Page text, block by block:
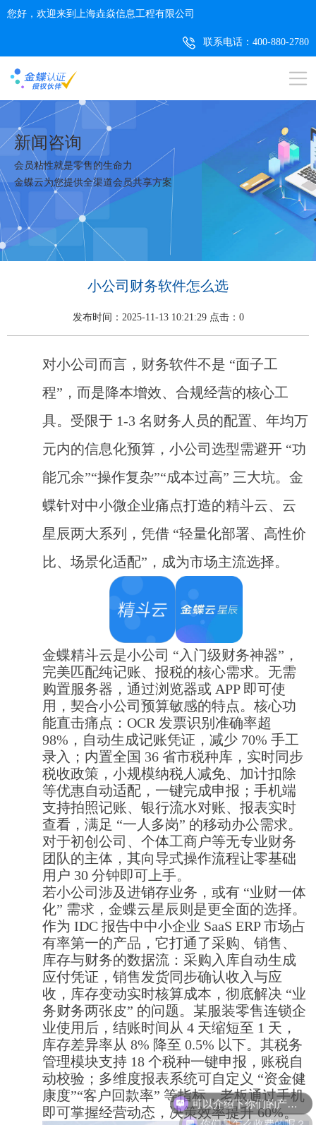
您好，欢迎来到上海垚焱信息工程有限公司
联系电话：400-880-2780
新闻咨询
会员粘性就是零售的生命力
金蝶云为您提供全渠道会员共享方案
小公司财务软件怎么选
发布时间：2025-11-13 10:21:29 点击： 0
对小公司而言，财务软件不是 “面子工
程”，而是降本增效、合规经营的核心工
具。受限于 1-3 名财务人员的配置、年均万
元内的信息化预算，小公司选型需避开 “功
能冗余”“操作复杂”“成本过高” 三大坑。金
蝶针对中小微企业痛点打造的精斗云、云
星辰两大系列，凭借 “轻量化部署、高性价
比、场景化适配”，成为市场主流选择。
金蝶精斗云是小公司 “入门级财务神器”，
完美匹配纯记账、报税的核心需求。无需
购置服务器，通过浏览器或 APP 即可使
用，契合小公司预算敏感的特点。核心功
能直击痛点：OCR 发票识别准确率超
98%，自动生成记账凭证，减少 70% 手工
录入；内置全国 36 省市税种库，实时同步
税收政策，小规模纳税人减免、加计扣除
等优惠自动适配，一键完成申报；手机端
支持拍照记账、银行流水对账、报表实时
查看，满足 “一人多岗” 的移动办公需求。
对于初创公司、个体工商户等无专业财务
团队的主体，其向导式操作流程让零基础
用户 30 分钟即可上手。
若小公司涉及进销存业务，或有 “业财一体
化” 需求，金蝶云星辰则是更全面的选择。
作为 IDC 报告中中小企业 SaaS ERP 市场占
有率第一的产品，它打通了采购、销售、
库存与财务的数据流：采购入库自动生成
应付凭证，销售发货同步确认收入与应
收，库存变动实时核算成本，彻底解决 “业
务财务两张皮” 的问题。某服装零售连锁企
业使用后，结账时间从 4 天缩短至 1 天，
库存差异率从 8% 降至 0.5% 以下。其税务
管理模块支持 18 个税种一键申报，账税自
动校验；多维度报表系统可自定义 “资金健
康度”“客户回款率” 等指标，老板通过手机
即可掌握经营动态，决策效率提升 60%。
可以介绍下你们的产品么？
你们是怎么收费的呢？